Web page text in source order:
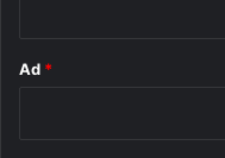
Ad *